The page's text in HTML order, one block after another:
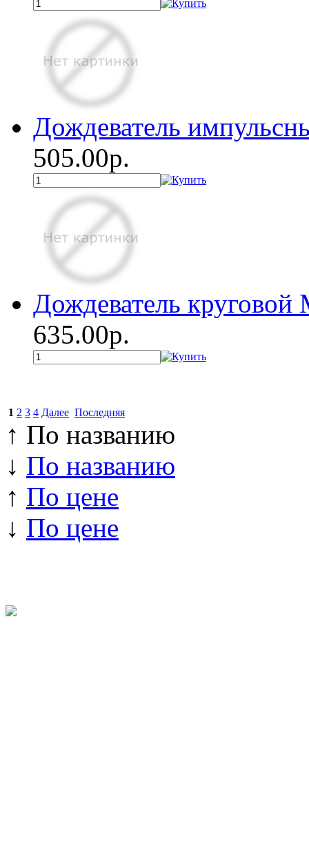
Дождеватель
505.00р.
Дождеватель
635.00р.
1 2 3 4 Далее Последняя
↑ По названию
↓ По названию
↑ По цене
↓ По цене